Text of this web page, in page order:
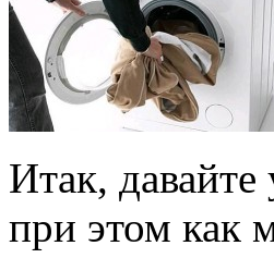
Итак, давайте
при этом как